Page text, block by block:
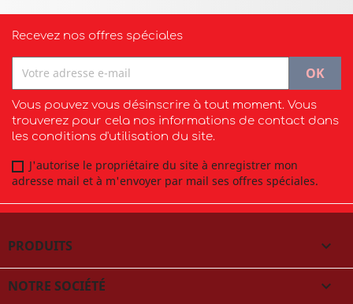
Recevez nos offres spéciales
Vous pouvez vous désinscrire à tout moment. Vous
trouverez pour cela nos informations de contact dans
les conditions d'utilisation du site.
J'autorise le propriétaire du site à enregistrer mon
adresse mail et à m'envoyer par mail ses offres spéciales.
PRODUITS 
NOTRE SOCIÉTÉ 